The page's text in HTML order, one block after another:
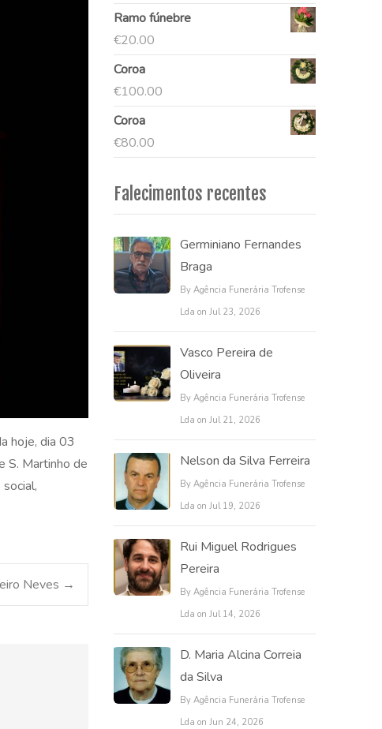
hoje, dia 03
S. Martinho de
Neves →
Ramo fúnebre
€20.00
Coroa
€100.00
Coroa
€80.00
Falecimentos recentes
Germiniano Fernandes
Braga
By Agência Funerária Trofense
Lda on Jul 23, 2026
Vasco Pereira de
Oliveira
By Agência Funerária Trofense
Lda on Jul 21, 2026
Nelson da Silva Ferreira
By Agência Funerária Trofense
Lda on Jul 19, 2026
Rui Miguel Rodrigues
Pereira
By Agência Funerária Trofense
Lda on Jul 14, 2026
D. Maria Alcina Correia
da Silva
By Agência Funerária Trofense
Lda on Jun 24, 2026